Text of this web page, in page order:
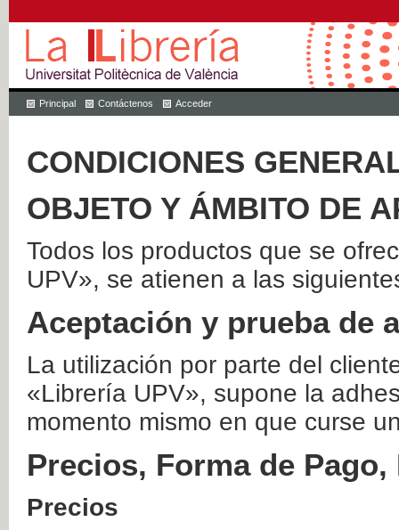
Principal Contáctenos Acceder
CONDICIONES
OBJETO Y ÁMBITO DE
Todos los productos que se
UPV», se atienen a las
Aceptación y prueba de
La utilización por parte del
«Librería UPV», supone la
momento mismo en que curse
Precios, Forma de
Precios